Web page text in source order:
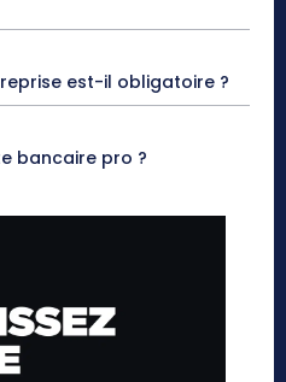
est-il obligatoire ?
bancaire pro ?